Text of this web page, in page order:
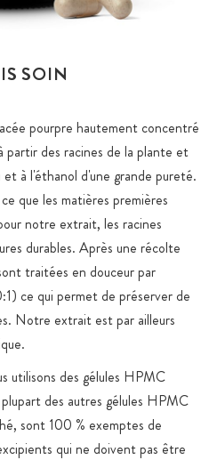
SOIN
pourpre hautement concentré
des racines de la plante et
à l'éthanol d'une grande pureté.
que les matières premières
notre extrait, les racines
durables. Après une récolte
traitées en douceur par
ce qui permet de préserver de
Notre extrait est par ailleurs
utilisons des gélules HPMC
des autres gélules HPMC
sont 100 % exemptes de
qui ne doivent pas être